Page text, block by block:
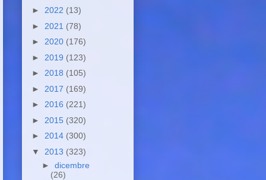
► 2022 (13)
► 2021 (78)
► 2020 (176)
► 2019 (123)
► 2018 (105)
► 2017 (169)
► 2016 (221)
► 2015 (320)
► 2014 (300)
▼ 2013 (323)
► dicembre
(26)